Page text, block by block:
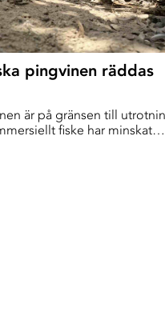
pingvinen räddas
är på gränsen till
fiske har minskat
kan hitta tillräckligt med